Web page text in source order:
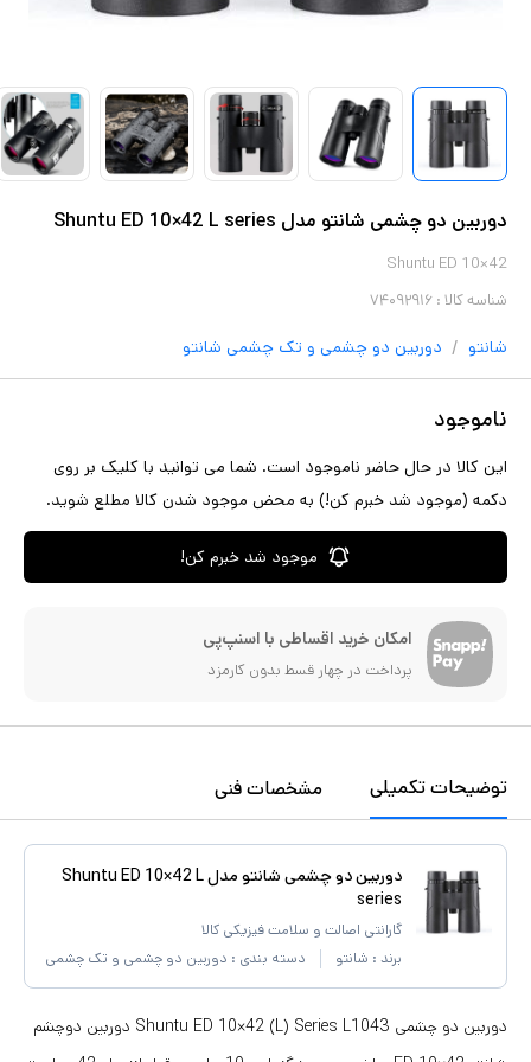
دوربین دو چشمی شانتو مدل Shuntu ED 10×42 L series
Shuntu ED 10×42
شناسه کالا : ۷۴۰۹۲۹۱۶
شانتو / دوربین دو چشمی و تک چشمی شانتو
ناموجود
این کالا در حال حاضر ناموجود است. شما می توانید با کلیک بر روی
دکمه (موجود شد خبرم کن!) به محض موجود شدن کالا مطلع شوید.
موجود شد خبرم کن!
امکان خرید اقساطی با اسنپ‌پی
پرداخت در چهار قسط بدون کارمزد
توضیحات تکمیلی مشخصات فنی
دوربین دو چشمی شانتو مدل Shuntu ED 10×42 L
series
گارانتی اصالت و سلامت فیزیکی کالا
برند : شانتو دسته بندی : دوربین دو چشمی و تک چشمی
دوربین دو چشمی Shuntu ED 10×42 (L) Series L1043 دوربین دوچشم